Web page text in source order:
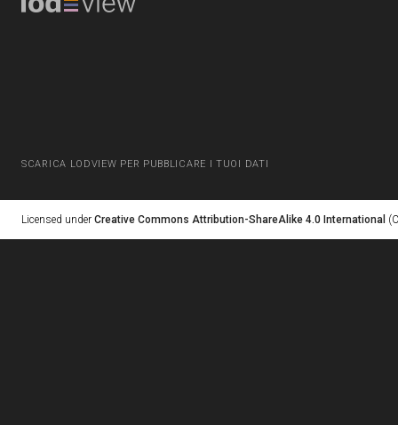
SCARICA LODVIEW PER PUBBLICARE I TUOI DATI
Licensed under Creative Commons Attribution-ShareAlike 4.0 International